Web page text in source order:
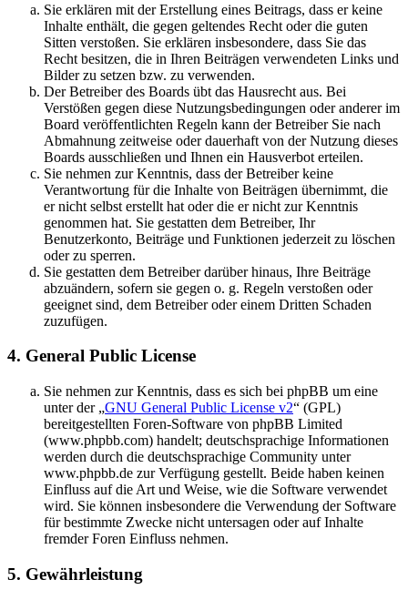
Sie erklären mit der Erstellung eines Beitrags, dass er keine
Inhalte enthält, die gegen geltendes Recht oder die guten
Sitten verstoßen. Sie erklären insbesondere, dass Sie das
Recht besitzen, die in Ihren Beiträgen verwendeten Links und
Bilder zu setzen bzw. zu verwenden.
Der Betreiber des Boards übt das Hausrecht aus. Bei
Verstößen gegen diese Nutzungsbedingungen oder anderer im
Board veröffentlichten Regeln kann der Betreiber Sie nach
Abmahnung zeitweise oder dauerhaft von der Nutzung dieses
Boards ausschließen und Ihnen ein Hausverbot erteilen.
Sie nehmen zur Kenntnis, dass der Betreiber keine
Verantwortung für die Inhalte von Beiträgen übernimmt, die
er nicht selbst erstellt hat oder die er nicht zur Kenntnis
genommen hat. Sie gestatten dem Betreiber, Ihr
Benutzerkonto, Beiträge und Funktionen jederzeit zu löschen
oder zu sperren.
Sie gestatten dem Betreiber darüber hinaus, Ihre Beiträge
abzuändern, sofern sie gegen o. g. Regeln verstoßen oder
geeignet sind, dem Betreiber oder einem Dritten Schaden
zuzufügen.
4. General Public License
Sie nehmen zur Kenntnis, dass es sich bei phpBB um eine
unter der „GNU General Public License v2“ (GPL)
bereitgestellten Foren-Software von phpBB Limited
(www.phpbb.com) handelt; deutschsprachige Informationen
werden durch die deutschsprachige Community unter
www.phpbb.de zur Verfügung gestellt. Beide haben keinen
Einfluss auf die Art und Weise, wie die Software verwendet
wird. Sie können insbesondere die Verwendung der Software
für bestimmte Zwecke nicht untersagen oder auf Inhalte
fremder Foren Einfluss nehmen.
5. Gewährleistung